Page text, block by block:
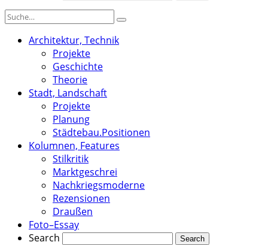
Architektur, Technik
Projekte
Geschichte
Theorie
Stadt, Landschaft
Projekte
Planung
Städtebau.Positionen
Kolumnen, Features
Stilkritik
Marktgeschrei
Nachkriegsmoderne
Rezensionen
Draußen
Foto–Essay
Search